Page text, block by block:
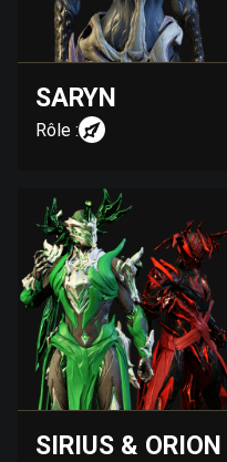
SARYN
Rôle :
SIRIUS & ORION